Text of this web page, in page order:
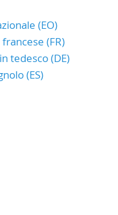
(EO)
(FR)
tedesco (DE)
(ES)